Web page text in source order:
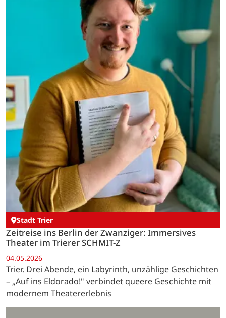
Stadt Trier
Zeitreise ins Berlin der Zwanziger: Immersives
Theater im Trierer SCHMIT-Z
04.05.2026
Trier. Drei Abende, ein Labyrinth, unzählige Geschichten
– „Auf ins Eldorado!" verbindet queere Geschichte mit
modernem Theatererlebnis